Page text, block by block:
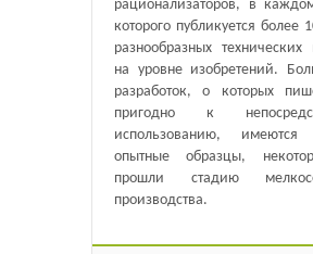
рационализаторов, в
которого публикуется более
разнообразных технических
на уровне изобретений.
разработок, о которых
пригодно к
использованию, имеются
опытные образцы,
прошли стадию
производства.